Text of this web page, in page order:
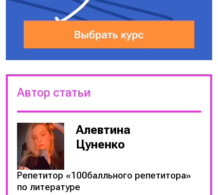
Автор статьи
Алевтина
Цуненко
Репетитор «100балльного репетитора»
по литературе